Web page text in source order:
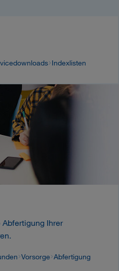
Indexlisten
Ihrer
Vorsorge Abfertigung